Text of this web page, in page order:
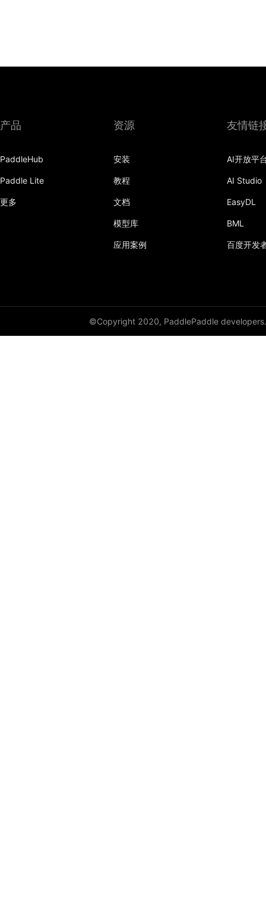
产品
PaddleHub
Paddle Lite
更多
资源
安装
教程
文档
模型库
应用案例
友情链
AI开放平
AI Studio
EasyDL
BML
百度开发
©Copyright 2020, PaddlePaddle developers.